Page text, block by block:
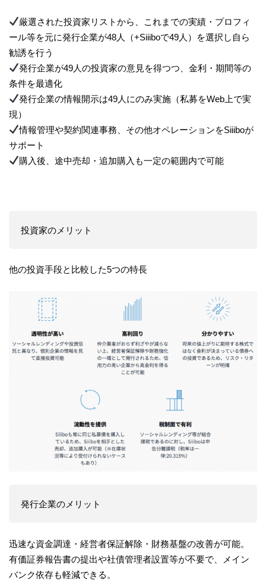
厳選された投資家リストから、これまでの実績・プロフィ
ール等を元に発行企業が48人（+Siiiboで49人）を選択し自ら
勧誘を行う
発行企業が49人の投資家の意見を得つつ、金利・期間等の
条件を最適化
発行企業の情報開示は49人にのみ実施（私募をWeb上で実
現）
情報管理や契約関連事務、その他オペレーションをSiiiboが
サポート
購入後、途中売却・追加購入も一定の範囲内で可能
投資家のメリット
他の投資手段と比較した5つの特長
発行企業のメリット
迅速な資金調達・経営者保証解除・財務基盤の改善が可能。
有価証券報告書の提出や社債管理者設置等が不要で、メイン
バンク依存も軽減できる。